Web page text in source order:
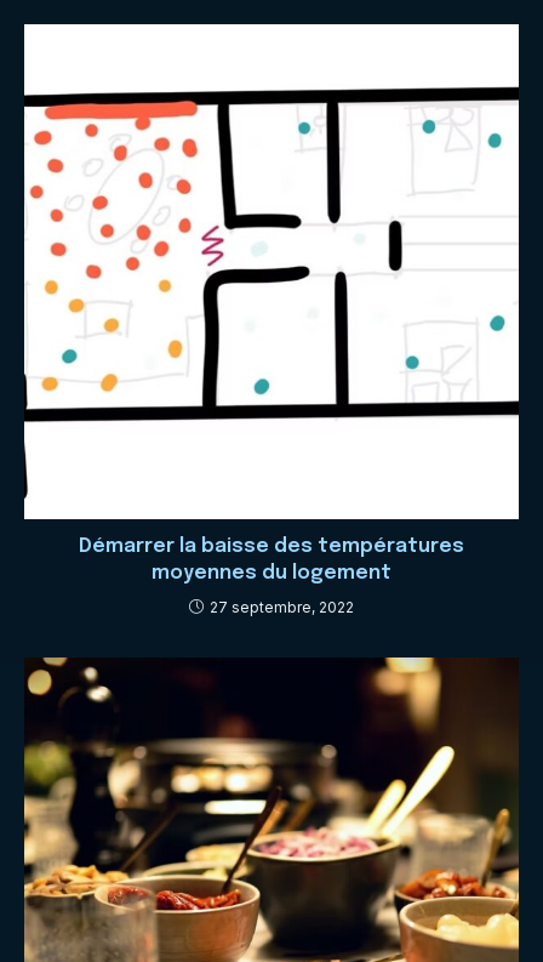
Démarrer la baisse des températures
moyennes du logement
27 septembre, 2022